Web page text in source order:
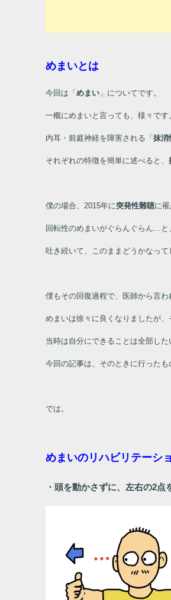
めまいとは
今回は「 めまい 」についてです。
一概にめまいと言っても、様々で
内耳・前庭神経を障害される「 抹消
それぞれの特徴を簡単に述べると、
僕の場合、 2015年に突発性難聴に罹
回転性のめまいがぐらんぐらん…と
吐き続いて、このままどうかなっ
僕もその回復過程で、医師から言わ
めまいは徐々に良くなりましたが
当時は自分にできることは全部し
今回の記事は、そのときに行ったも
では。
めまいのリハビリテーシ
・頭を動かさずに、左右の2点